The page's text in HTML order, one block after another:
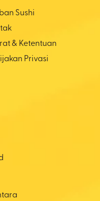
Sushi
& Ketentuan
Privasi